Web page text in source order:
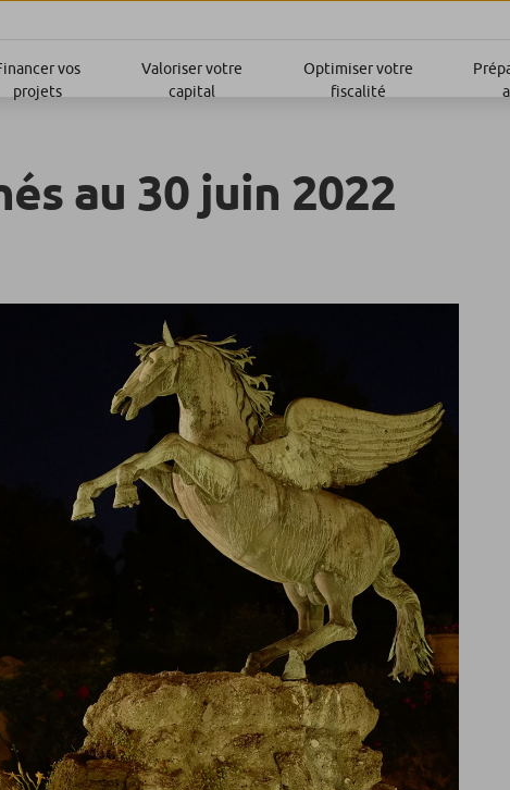
vos
projets
Valoriser votre
capital
Optimiser votre
fiscalité
au 30 juin 2022